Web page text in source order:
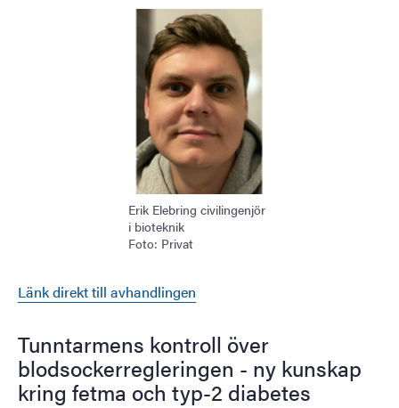
Bild
Erik Elebring civilingenjör
i bioteknik
Foto: Privat
Länk direkt till avhandlingen
Tunntarmens kontroll över
blodsockerregleringen - ny kunskap
kring fetma och typ-2 diabetes